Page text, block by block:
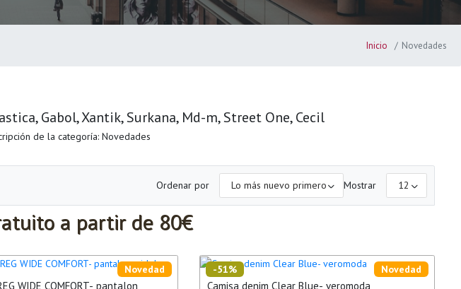
Inicio Novedades
Gabol, Xantik, Surkana, Md-m, Street One, Cecil
Ordenar por Mostrar
a partir de 80€
WIDE COMFORT- pantalon
Novedad
Camisa denim Clear Blue- veromoda
Novedad
-51%